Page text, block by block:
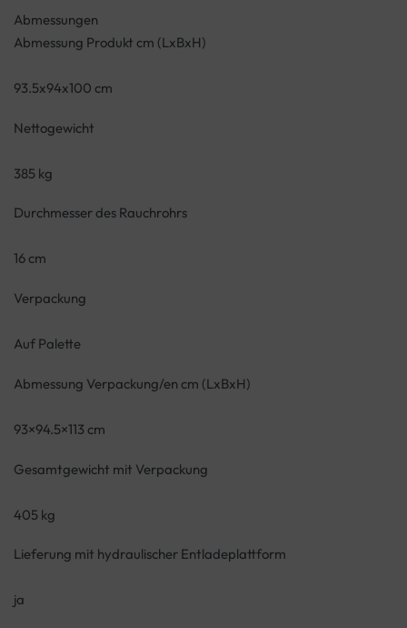
Abmessungen
Abmessung Produkt cm (LxBxH)
93.5x94x100 cm
Nettogewicht
385 kg
Durchmesser des Rauchrohrs
16 cm
Verpackung
Auf Palette
Abmessung Verpackung/en cm (LxBxH)
93×94.5×113 cm
Gesamtgewicht mit Verpackung
405 kg
Lieferung mit hydraulischer Entladeplattform
ja